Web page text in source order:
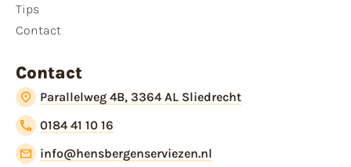
Tips
Contact
Contact
Parallelweg 4B, 3364 AL Sliedrecht
0184 41 10 16
info@hensbergenserviezen.nl